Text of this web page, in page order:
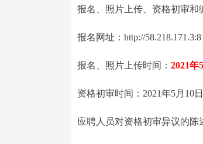
报名、照片上传、资格初审和
报名网址：http://
报名、照片上传时间： 2021年
资格初审时间：2021年5月10
应聘人员对资格初审异议的陈